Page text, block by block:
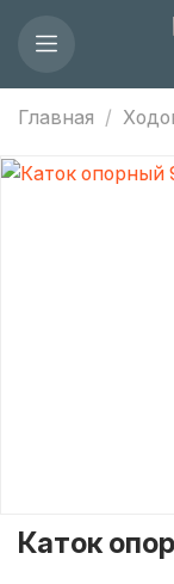
Главная
Каток